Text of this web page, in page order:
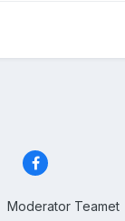
Moderator Teamet